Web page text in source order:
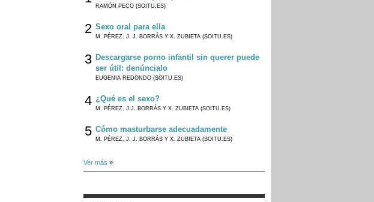
RAMÓN PECO (SOITU.ES)
2 Sexo oral para ella
M. PÉREZ, J. J. BORRÁS Y X. ZUBIETA (SOITU.ES)
3 Descargarse porno infantil sin querer puede
ser útil: denúncialo
EUGENIA REDONDO (SOITU.ES)
4 ¿Qué es el sexo?
M. PÉREZ, J.J. BORRÁS Y X. ZUBIETA (SOITU.ES)
5 Cómo masturbarse adecuadamente
M. PÉREZ, J. J. BORRÁS Y X. ZUBIETA (SOITU.ES)
Ver más »